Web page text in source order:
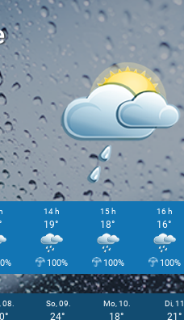
14 h
19°
100%
15 h
18°
100%
16 h
16°
100%
08. So, 09.
24°
Mo, 10.
18°
Di, 11.
21°